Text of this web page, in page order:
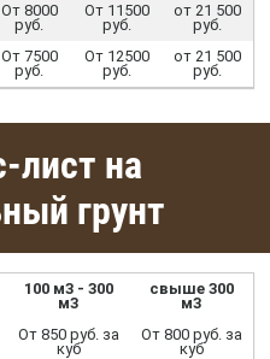
От 8000
руб.
От 11500
руб.
от 21 500
руб.
От 7500
руб.
От 12500
руб.
от 21 500
руб.
лист на
грунт
100 м3 - 300
м3
свыше 300
м3
От 850 руб. за
куб
От 800 руб. за
куб